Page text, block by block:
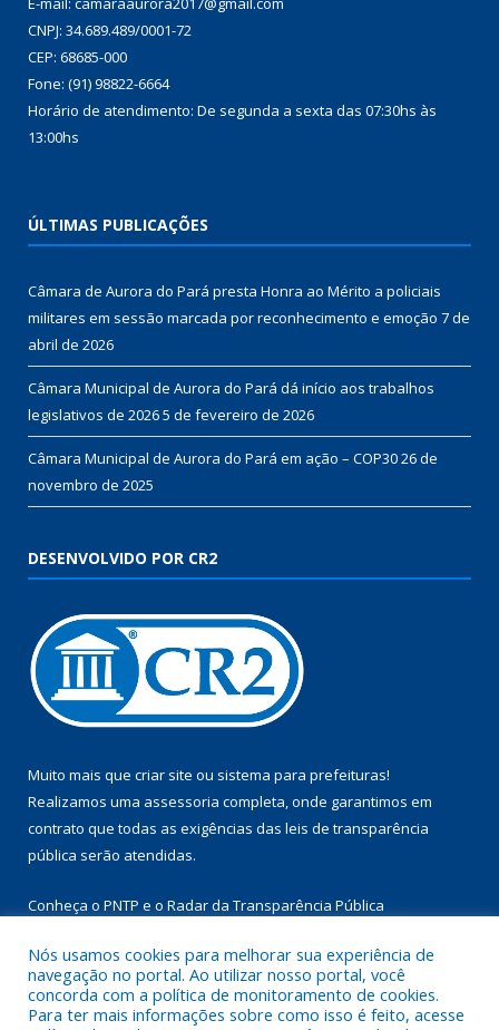
CNPJ: 34.689.489/0001-72
CEP: 68685-000
Fone: (91) 98822-6664
Horário de atendimento: De segunda a sexta das 07:30hs às
13:00hs
ÚLTIMAS PUBLICAÇÕES
Câmara de Aurora do Pará presta Honra ao Mérito a policiais
militares em sessão marcada por reconhecimento e emoção 7 de
abril de 2026
Câmara Municipal de Aurora do Pará dá início aos trabalhos
legislativos de 20265 de fevereiro de 2026
Câmara Municipal de Aurora do Pará em ação – COP3026 de
novembro de 2025
DESENVOLVIDO POR CR2
Muito mais que criar site ou sistema para prefeituras!
Realizamos uma assessoria completa, onde garantimos em
contrato que todas as exigências das leis de transparência
pública serão atendidas.
Conheça o PNTP e o Radar da Transparência Pública
Todos os direitos reservados a Câmara Municipal de Aurora do
Nós usamos cookies para melhorar sua experiência de
navegação no portal. Ao utilizar nosso portal, você
concorda com a política de monitoramento de cookies.
Para ter mais informações sobre como isso é feito, acesse